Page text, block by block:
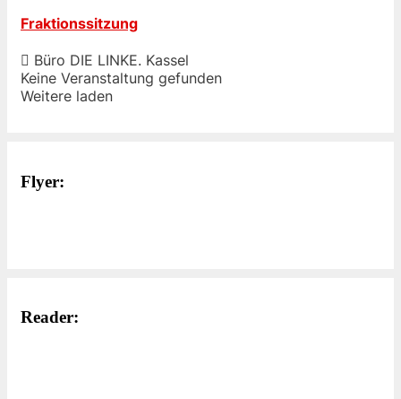
Fraktionssitzung
Büro DIE LINKE. Kassel
Keine Veranstaltung gefunden
Weitere laden
Flyer:
Reader: